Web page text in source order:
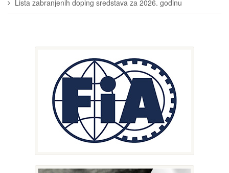
Lista zabranjenih doping sredstava za 2026. godinu